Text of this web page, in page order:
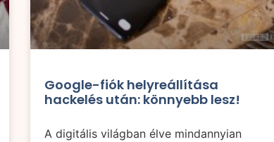
Google-fiók helyreállítása
hackelés után: könnyebb lesz!
A digitális világban élve mindannyian